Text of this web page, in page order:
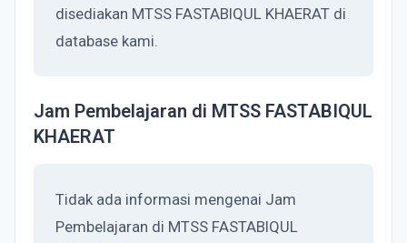
disediakan MTSS FASTABIQUL KHAERAT di
database kami.
Jam Pembelajaran di MTSS FASTABIQUL
KHAERAT
Tidak ada informasi mengenai Jam
Pembelajaran di MTSS FASTABIQUL